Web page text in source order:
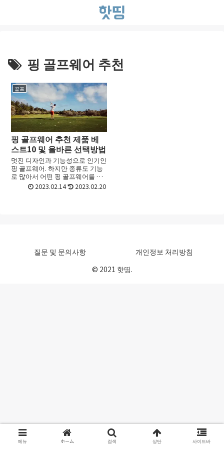
핑 골프웨어 추천
골프
핑 골프웨어 추천 제품 베
스트10 및 올바른 선택방법
멋진 디자인과 기능성으로 인기인
핑 골프웨어. 하지만 종류도 기능
로 많아서 어떤 핑 골프웨어를 골
라야 할지 선택하기가 어려울 때
가 있죠. 처음 접할 때라면 더욱 그
2023.02.14 2023.02.20
질문 및 문의사항
개인정보 처리방침
© 2021 핫띵.
메뉴 ホーム 검색 상단 사이드바